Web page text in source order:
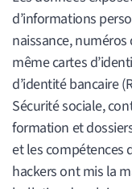
d’informations
naissance,
même cartes
d’identité bancaire
Sécurité sociale,
formation et
et les compétences
hackers ont mis la